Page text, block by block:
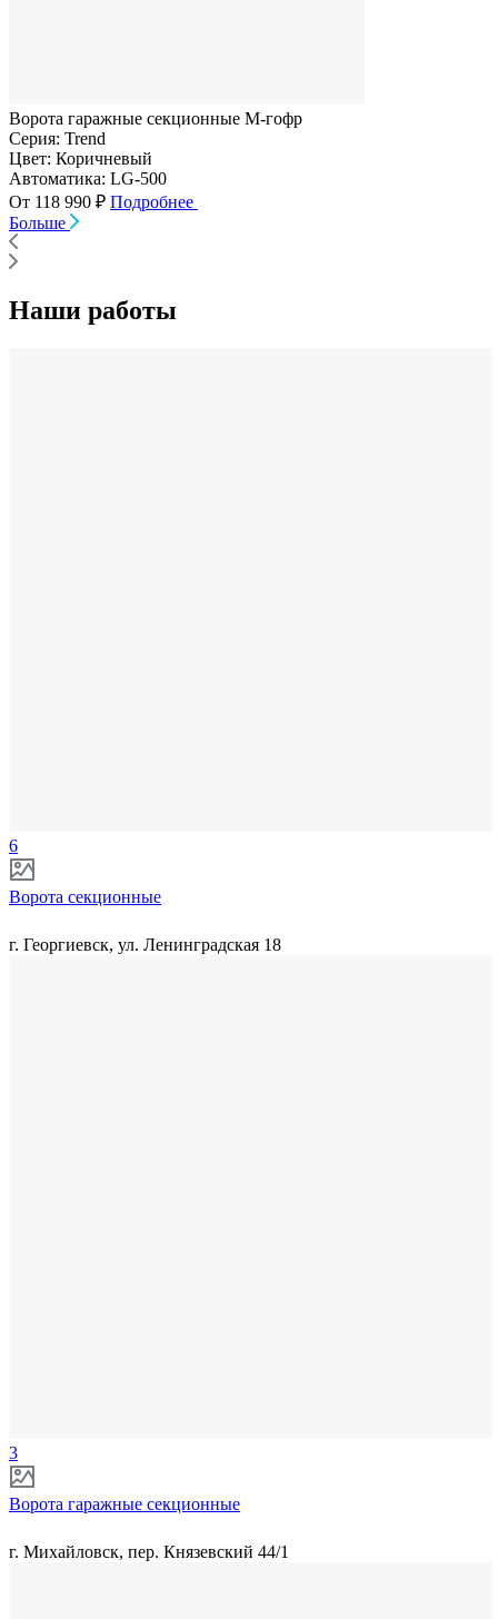
Ворота гаражные секционные M-гофр
Серия: Trend
Цвет: Коричневый
Автоматика: LG-500
От 118 990 ₽ Подробнее
Больше
Наши работы
6
Ворота секционные
г. Георгиевск, ул. Ленинградская 18
3
Ворота гаражные секционные
г. Михайловск, пер. Князевский 44/1